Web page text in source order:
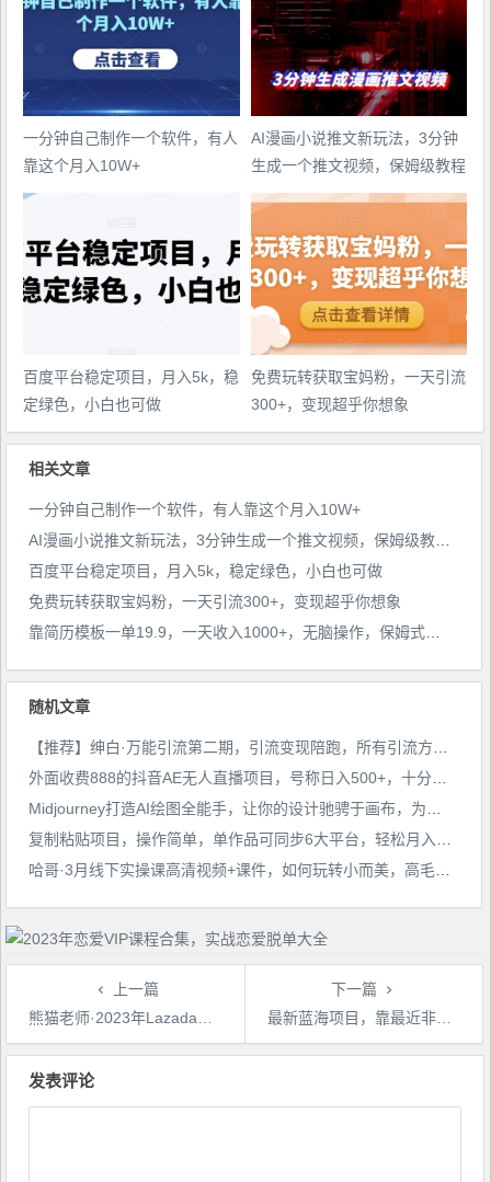
一分钟自己制作一个软件，有人
靠这个月入10W+
AI漫画小说推文新玩法，3分钟
生成一个推文视频，保姆级教程
【配项目操作和软件教程】
百度平台稳定项目，月入5k，稳
定绿色，小白也可做
免费玩转获取宝妈粉，一天引流
300+，变现超乎你想象
相关文章
一分钟自己制作一个软件，有人靠这个月入10W+
百度平台稳定项目，月入5k，稳定绿色，小白也可做
免费玩转获取宝妈粉，一天引流300+，变现超乎你想象
随机文章
上一篇
熊猫老师·2023年Lazada系统课程（跨境店+本土店），一套能解决实际问题的Lazada系统课程
下一篇
最新蓝海项目，靠最近非常火的TFBOYS十年之约演唱会流量掘金，八月必做的项目【揭秘】
文
发表评论